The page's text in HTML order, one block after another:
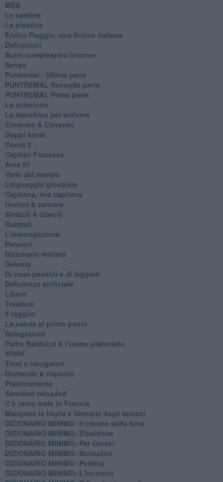
MES
Le sardine
La plastica
​Enrico Piaggio, una fiction italiana
Definizioni
​Buon compleanno Internet
Senso
Puntremal - Ultima parte
PUNTREMAL Seconda parte
​PUNTREMAL Prima parte
La scissione
La macchina per scrivere
Cretaceo & Cartaceo
Doppi sensi
​Conte 2
​Capitan Fracassa
​Area 51
Varie dal mondo
​Linguaggio giovanile
​Capitana, mia capitana
Uomini & zanzare
​Simboli & diavoli
Razzisti
​L’interrogazione
Pensieri
​Dizionario minimo
Gelosia
Di cose pesanti e di leggere
​Deficienza artificiale
Libero
Trasloco
Il raggiro
​La salute al primo posto
Spiegazioni
Padre Balducci & l’uomo planetario
WWW
​Treni e navigatori
​Domande & risposte
​Plasticamente
Sanremo reloaded
C’è tanto male in Francia
​Mangiare la foglia e liberarsi dagli stronzi
DIZIONARIO MINIMO: Il cotone sulla luna
DIZIONARIO MINIMO: Zibaldone
DIZIONARIO MINIMO: Per Giove!
DIZIONARIO MINIMO: Solitudini
DIZIONARIO MINIMO: Politica
DIZIONARIO MINIMO: L'incontro